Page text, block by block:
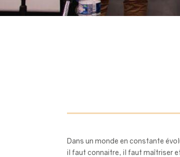
Dans un monde en constante
il faut connaitre, il faut maîtriser